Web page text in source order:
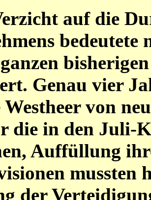
auf die
bedeutete
Genau vier
Westheer von
die in den Juli-
Auffüllung
mussten
der